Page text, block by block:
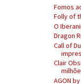
Fomos
Folly of
O
Dragon
Call of
Clair
AGON